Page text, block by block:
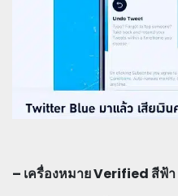
– เครื่องหมาย Verified สีฟ้า